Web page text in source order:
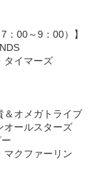
：00～9：00）】
イマーズ
オメガトライブ
ールスターズ
ー
ーリン